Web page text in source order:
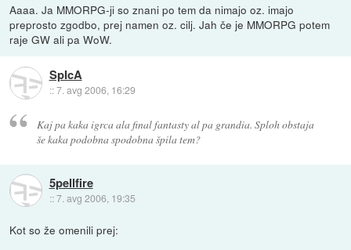
Aaaa. Ja MMORPG-ji so znani po tem da nimajo oz. imajo
preprosto zgodbo, prej namen oz. cilj. Jah če je MMORPG potem
raje GW ali pa WoW.
SpIcA
::7. avg 2006, 16:29
Kaj pa kaka igrca ala final fantasty al pa grandia. Sploh obstaja
še kaka podobna spodobna špila tem?
5pellfire
::7. avg 2006, 19:35
Kot so že omenili prej: